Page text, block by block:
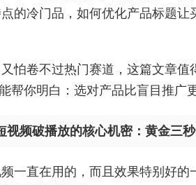
的冷门品，如何优化产品标题
怕卷不过热门赛道，这篇文章值
帮你明白：选对产品比盲目推广
频破播放的核心机密：黄金三秒
一直在用的，而且效果特别好